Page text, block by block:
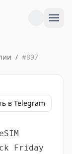
/ #897
в Telegram
Friday